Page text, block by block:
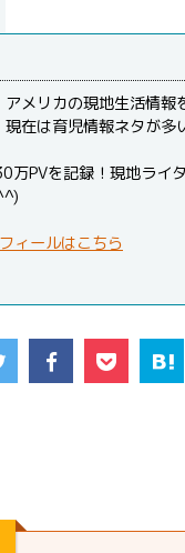
メリカの現地生活情
在は育児情報ネタが多
PVを記録！現地ライ
ィールはこちら